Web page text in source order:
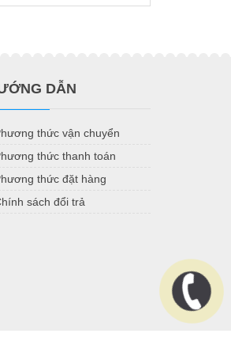
DẪN
thức vận chuyển
thức thanh toán
thức đặt hàng
sách đổi trả